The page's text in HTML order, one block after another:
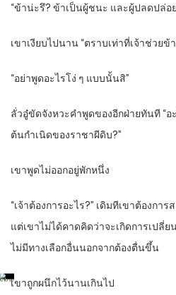
“ข้าน่ะรึ? ข้าเป็นผู้ชนะ และผู้ปลดปล่อ
เขาเงียบไปนาน “ตราบเท่าที่เจ้าช่วยข้
“อย่าพูดอะไรโง่ ๆ แบบนั้นสิ”
ลั่วอู๋ขัดจังหวะคำพูดของอีกฝ่ายทันที “อ
ต้นกำเนิดของราชาผีดิบ?”
เขาพูดไม่ออกอยู่พักหนึ่ง
“เจ้าต้องการอะไร?” เดิมทีเขาต้องกา
แต่เขาไม่ได้คาดคิดว่าจะเกิดการเปลี่
ไม่มีทางเลือกอื่นนอกจากต้องตื่นขึ้น
เขาถูกผนึกไว้นานเกินไป